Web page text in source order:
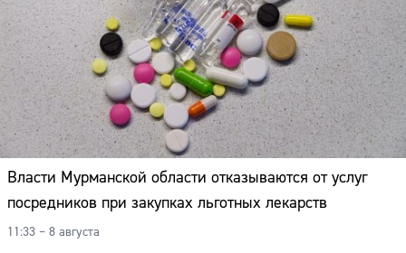
Власти Мурманской области отказываются от услуг
посредников при закупках льготных лекарств
11:33 – 8 августа